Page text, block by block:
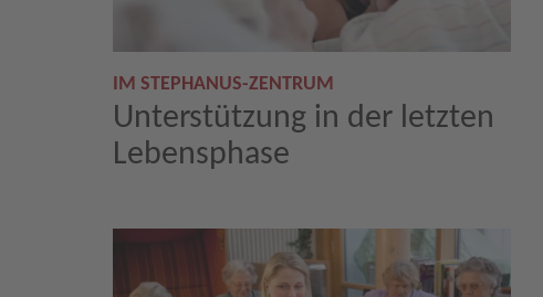
IM STEPHANUS-ZENTRUM
Unterstützung in der letzten
Lebensphase